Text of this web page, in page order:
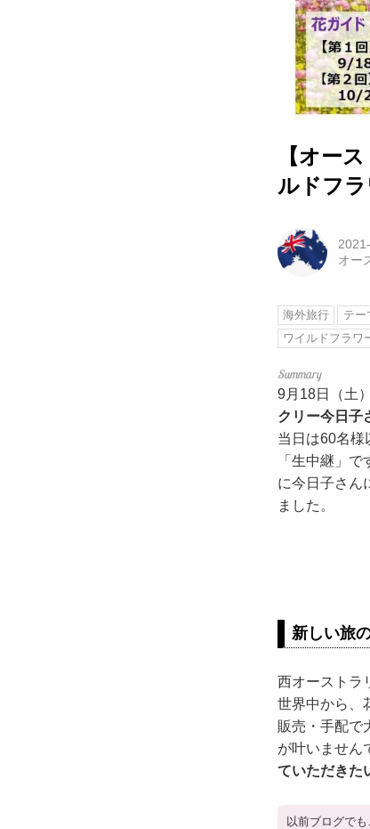
【オー
ルドフ
オー
海外旅行 テー
ワイルドフラワ
9月18日（土
クリー今日子
当日は60名様
「生中継」
に今日子さん
ました。
新しい旅
西オーストラ
世界中から、
販売・手配で
が叶いません
ていただきた
以前ブログで